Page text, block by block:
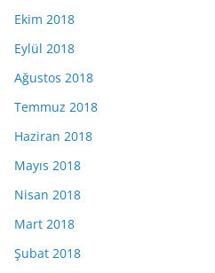
Ekim 2018
Eylül 2018
Ağustos 2018
Temmuz 2018
Haziran 2018
Mayıs 2018
Nisan 2018
Mart 2018
Şubat 2018